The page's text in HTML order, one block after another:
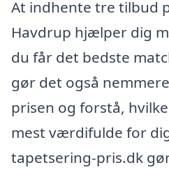
At indhente tre tilbud
Havdrup hjælper dig
du får det bedste
gør det også
prisen og forstå,
mest værdifulde for
tapetsering-pris.dk